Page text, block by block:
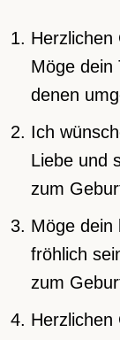
Herzlichen
Möge dein
denen
Ich
Liebe und
zum
Möge dein
fröhlich
zum
Herzlichen